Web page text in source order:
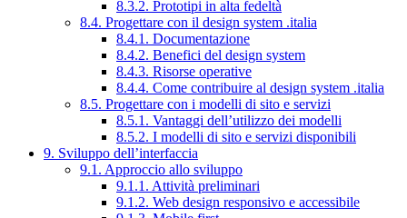
8.3.2. Prototipi in alta fedeltà
8.4. Progettare con il design system .italia
8.4.1. Documentazione
8.4.2. Benefici del design system
8.4.3. Risorse operative
8.4.4. Come contribuire al design system .italia
8.5. Progettare con i modelli di sito e servizi
8.5.1. Vantaggi dell’utilizzo dei modelli
8.5.2. I modelli di sito e servizi disponibili
9. Sviluppo dell’interfaccia
9.1. Approccio allo sviluppo
9.1.1. Attività preliminari
9.1.2. Web design responsivo e accessibile